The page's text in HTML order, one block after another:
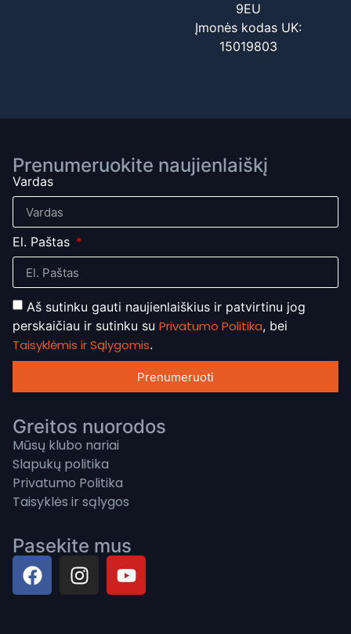
9EU
Įmonės kodas UK:
15019803
Prenumeruokite naujienlaiškį
Vardas
El. Paštas
Aš sutinku gauti naujienlaiškius ir patvirtinu jog
perskaičiau ir sutinku su Privatumo Politika, bei
Taisyklėmis ir Sąlygomis.
Prenumeruoti
Greitos nuorodos
Mūsų klubo nariai
Slapukų politika
Privatumo Politika
Taisyklės ir sąlygos
Pasekite mus